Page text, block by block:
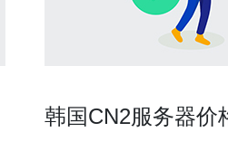
韩国CN2服务器价